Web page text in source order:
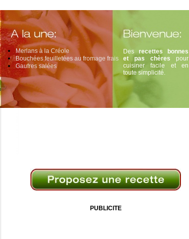
Des recettes bonnes
et pas chères pour
cuisiner facile et en
toute simplicité.
Merlans à la Créole
Bouchées feuilletées au fromage frais
Gaufres salées
PUBLICITE